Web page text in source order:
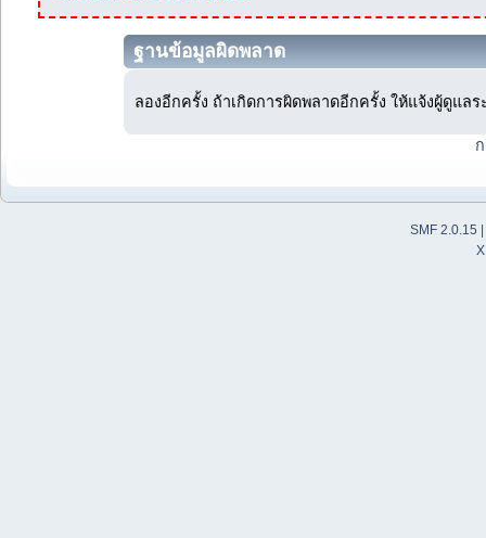
ฐานข้อมูลผิดพลาด
ลองอีกครั้ง ถ้าเกิดการผิดพลาดอีกครั้ง ให้แจ้งผู้ดูแลร
SMF 2.0.15